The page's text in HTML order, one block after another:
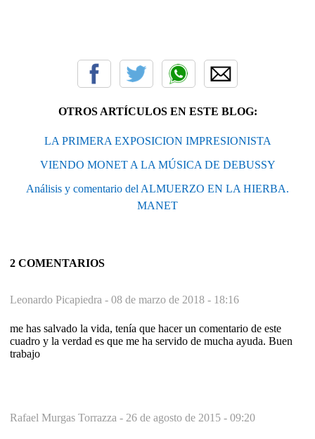
OTROS ARTÍCULOS EN ESTE BLOG:
LA PRIMERA EXPOSICION IMPRESIONISTA
VIENDO MONET A LA MÚSICA DE DEBUSSY
Análisis y comentario del ALMUERZO EN LA HIERBA.
MANET
2 COMENTARIOS
Leonardo Picapiedra - 08 de marzo de 2018 - 18:16
me has salvado la vida, tenía que hacer un comentario de este
cuadro y la verdad es que me ha servido de mucha ayuda. Buen
trabajo
Rafael Murgas Torrazza - 26 de agosto de 2015 - 09:20